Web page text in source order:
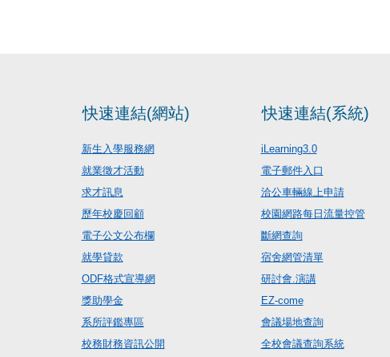
快速連結(網站)
新生入學服務網
就業徵才活動
求才訊息
歷年校慶回顧
電子公文公布欄
就學貸款
ODF格式宣導網
獎助學金
系所評鑑專區
校務財務資訊公開
快速連結(系統)
iLearning3.0
電子郵件入口
洽公車輛線上申請
校園網路每日流量控管
斷網查詢
宿舍網管清單
研討會.演講
EZ-come
會議場地查詢
全校會議查詢系統